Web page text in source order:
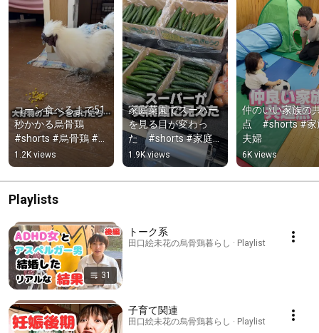
コーン食べるまで51
秒かかる烏骨鶏
#shorts #烏骨鶏 #ペ
ット
1.2K views
家庭菜園でスーパー
を見る目が変わっ
た　#shorts #家庭
菜園 #30代
1.9K views
仲のいい家族の
点　#shorts #
夫婦
6K views
Playlists
31
トーク系
田口絵未花の烏骨鶏暮らし · Playlist
子育て関連
田口絵未花の烏骨鶏暮らし · Playlist